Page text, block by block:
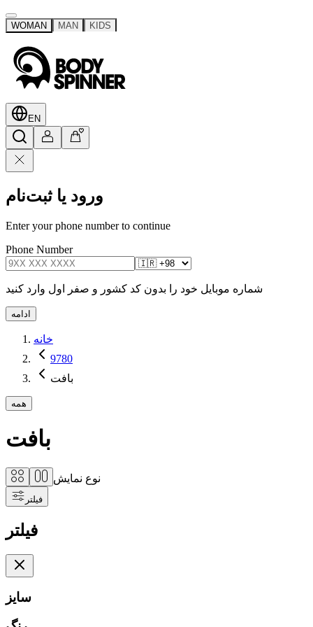
WOMAN MAN KIDS
EN
ورود یا ثبت‌نام
Enter your phone number to continue
Phone Number
شماره موبایل خود را بدون کد کشور و صفر اول وارد کنید
ادامه
خانه
9780
بافت
همه
بافت
نوع نمایش
فیلتر
فیلتر
سایز